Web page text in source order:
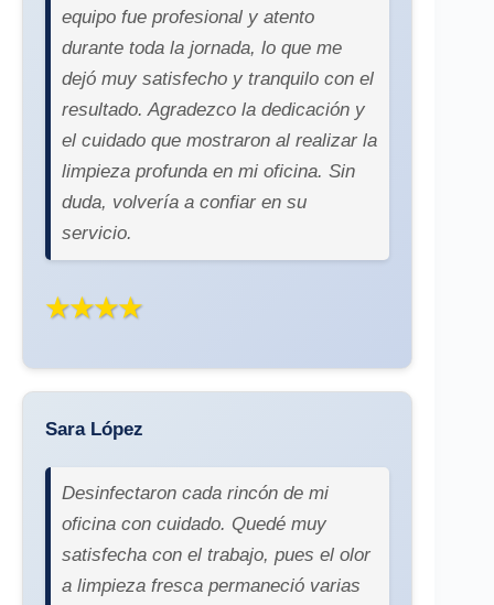
equipo fue profesional y atento
durante toda la jornada, lo que me
dejó muy satisfecho y tranquilo con el
resultado. Agradezco la dedicación y
el cuidado que mostraron al realizar la
limpieza profunda en mi oficina. Sin
duda, volvería a confiar en su
servicio.
★★★★
Sara López
Desinfectaron cada rincón de mi
oficina con cuidado. Quedé muy
satisfecha con el trabajo, pues el olor
a limpieza fresca permaneció varias